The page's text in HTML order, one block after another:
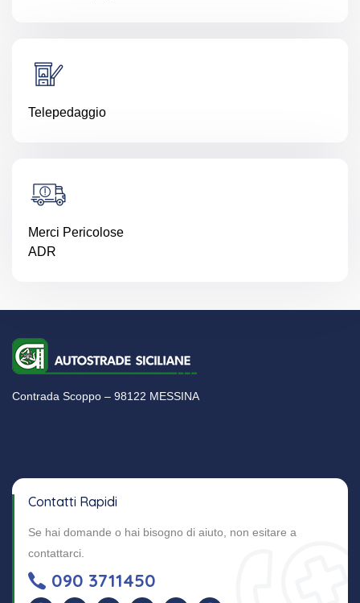
Telepedaggio
Merci Pericolose
ADR
Contrada Scoppo – 98122 MESSINA
Contatti Rapidi
Se hai domande o hai bisogno di aiuto, non esitare a
contattarci.
090 3711450